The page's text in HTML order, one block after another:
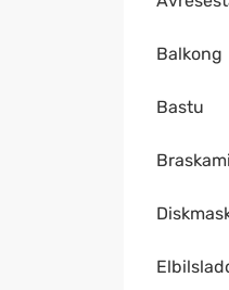
Balkong
Bastu